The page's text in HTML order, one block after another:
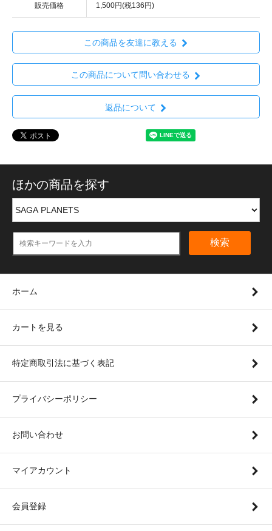
販売価格 1,500円(税136円)
この商品を友達に教える
この商品について問い合わせる
返品について
ほかの商品を探す
検索
ホーム
カートを見る
特定商取引法に基づく表記
プライバシーポリシー
お問い合わせ
マイアカウント
会員登録